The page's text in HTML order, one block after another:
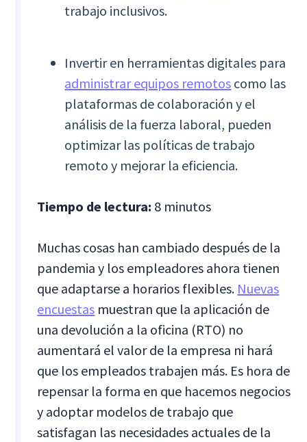
trabajo inclusivos.
Invertir en herramientas digitales para
administrar equipos remotos como las
plataformas de colaboración y el
análisis de la fuerza laboral, pueden
optimizar las políticas de trabajo
remoto y mejorar la eficiencia.
Tiempo de lectura: 8 minutos
Muchas cosas han cambiado después de la
pandemia y los empleadores ahora tienen
que adaptarse a horarios flexibles. Nuevas
encuestas muestran que la aplicación de
una devolución a la oficina (RTO) no
aumentará el valor de la empresa ni hará
que los empleados trabajen más. Es hora de
repensar la forma en que hacemos negocios
y adoptar modelos de trabajo que
satisfagan las necesidades actuales de la